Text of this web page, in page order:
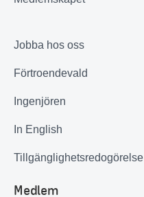
Jobba hos oss
Förtroendevald
Ingenjören
In English
Tillgänglighetsredogörelse
Medlem